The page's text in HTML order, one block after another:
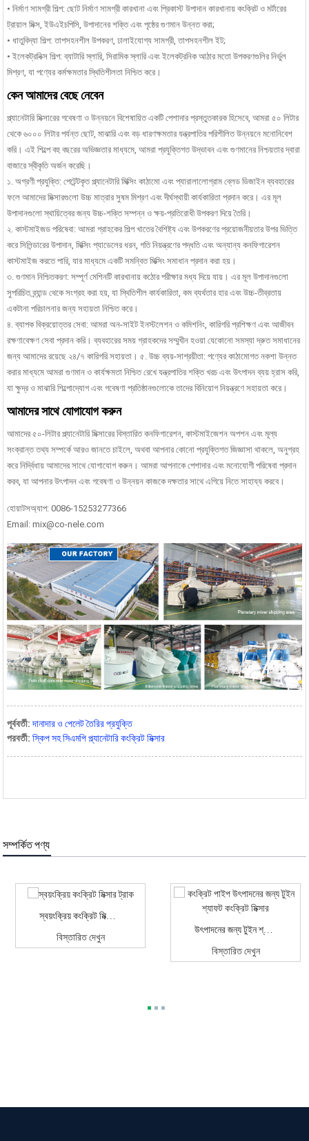
• নির্মাণ সামগ্রী শিল্প: ছোট নির্মাণ সামগ্রী কারখানা এবং প্রিকাস্ট উপাদান কারখানায় কংক্রিট ও মর্টারের
ট্রায়াল মিক্স, ইউএইচপিসি, উপাদানের শক্তি এবং পৃষ্ঠের গুণমান উন্নত করা;
• ধাতুবিদ্যা শিল্প: তাপসহনশীল উপকরণ, ঢালাইযোগ্য সামগ্রী, তাপসহনশীল ইট;
• ইলেকট্রনিক্স শিল্প: ব্যাটারি স্লারি, সিরামিক স্লারি এবং ইলেকট্রনিক আঠার মতো উপকরণগুলির নির্ভুল
মিশ্রণ, যা পণ্যের কর্মক্ষমতার স্থিতিশীলতা নিশ্চিত করে।
কেন আমাদের বেছে নেবেন
প্ল্যানেটারি মিক্সারের গবেষণা ও উন্নয়নে বিশেষায়িত একটি পেশাদার প্রস্তুতকারক হিসেবে, আমরা ৫০ লিটার
থেকে ৬০০০ লিটার পর্যন্ত ছোট, মাঝারি এবং বড় ধারণক্ষমতার যন্ত্রপাতির পরিশীলিত উন্নয়নে মনোনিবেশ
করি। এই শিল্পে বহু বছরের অভিজ্ঞতার মাধ্যমে, আমরা প্রযুক্তিগত উদ্ভাবন এবং গুণমানের নিশ্চয়তার দ্বারা
বাজারে স্বীকৃতি অর্জন করেছি।
১. অগ্রণী প্রযুক্তি: পেটেন্টকৃত প্ল্যানেটারি মিক্সিং কাঠামো এবং প্যারালালোগ্রাম ব্লেড ডিজাইন ব্যবহারের
ফলে আমাদের মিক্সারগুলো উচ্চ মাত্রার সুষম মিশ্রণ এবং দীর্ঘস্থায়ী কার্যকারিতা প্রদান করে। এর মূল
উপাদানগুলো স্থায়িত্বের জন্য উচ্চ-শক্তি সম্পন্ন ও ক্ষয়-প্রতিরোধী উপকরণ দিয়ে তৈরি।
২. কাস্টমাইজড পরিষেবা: আমরা গ্রাহকের শিল্প খাতের বৈশিষ্ট্য এবং উপকরণের প্রয়োজনীয়তার উপর ভিত্তি
করে সিলিন্ডারের উপাদান, মিক্সিং প্যাডেলের ধরন, গতি নিয়ন্ত্রণের পদ্ধতি এবং অন্যান্য কনফিগারেশন
কাস্টমাইজ করতে পারি, যার মাধ্যমে একটি সমন্বিত মিক্সিং সমাধান প্রদান করা হয়।
৩. গুণমান নিশ্চিতকরণ: সম্পূর্ণ মেশিনটি কারখানায় কঠোর পরীক্ষার মধ্য দিয়ে যায়। এর মূল উপাদানগুলো
সুপরিচিত ব্র্যান্ড থেকে সংগ্রহ করা হয়, যা স্থিতিশীল কার্যকারিতা, কম ব্যর্থতার হার এবং উচ্চ-তীব্রতায়
একটানা পরিচালনার জন্য সহায়তা নিশ্চিত করে।
৪. ব্যাপক বিক্রয়োত্তর সেবা: আমরা অন-সাইট ইনস্টলেশন ও কমিশনিং, কারিগরি প্রশিক্ষণ এবং আজীবন
রক্ষণাবেক্ষণ সেবা প্রদান করি। ব্যবহারের সময় গ্রাহকদের সম্মুখীন হওয়া যেকোনো সমস্যা দ্রুত সমাধানের
জন্য আমাদের রয়েছে ২৪/৭ কারিগরি সহায়তা। ৫. উচ্চ ব্যয়-সাশ্রয়ীতা: পণ্যের কাঠামোগত নকশা উন্নত
করার মাধ্যমে আমরা গুণমান ও কার্যক্ষমতা নিশ্চিত রেখে যন্ত্রপাতির শক্তি খরচ এবং উৎপাদন ব্যয় হ্রাস করি,
যা ক্ষুদ্র ও মাঝারি শিল্পোদ্যোগ এবং গবেষণা প্রতিষ্ঠানগুলোকে তাদের বিনিয়োগ নিয়ন্ত্রণে সহায়তা করে।
আমাদের সাথে যোগাযোগ করুন
আমাদের ৫০-লিটার প্ল্যানেটারি মিক্সারের বিস্তারিত কনফিগারেশন, কাস্টমাইজেশন অপশন এবং মূল্য
সংক্রান্ত তথ্য সম্পর্কে আরও জানতে চাইলে, অথবা আপনার কোনো প্রযুক্তিগত জিজ্ঞাসা থাকলে, অনুগ্রহ
করে নির্দ্বিধায় আমাদের সাথে যোগাযোগ করুন। আমরা আপনাকে পেশাদার এবং মনোযোগী পরিষেবা প্রদান
করব, যা আপনার উৎপাদন এবং গবেষণা ও উন্নয়ন কাজকে দক্ষতার সাথে এগিয়ে নিতে সাহায্য করবে।
হোয়াটসঅ্যাপ: 0086-15253277366
Email: mix@co-nele.com
পূর্ববর্তী: দানাদার ও পেলেট তৈরির প্রযুক্তি
পরবর্তী: স্কিপ সহ সিএমপি প্ল্যানেটারি কংক্রিট মিক্সার
সম্পর্কিত পণ্য
স্বয়ংক্রিয় কংক্রিট মিক্সার ট্রাক
বিস্তারিত দেখুন
উৎপাদনের জন্য টুইন শ্যাফট কংক্রিট মিক্সার...
বিস্তারিত দেখুন